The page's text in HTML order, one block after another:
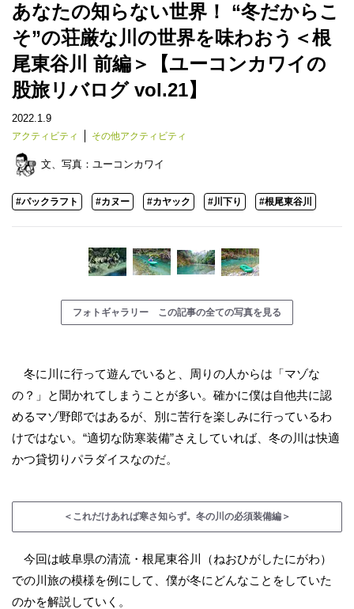
あなたの知らない世界！ “冬だからこ
そ”の荘厳な川の世界を味わおう＜根
尾東谷川 前編＞【ユーコンカワイの
股旅リバログ vol.21】
2022.1.9
アクティビティ その他アクティビティ
文、写真： ユーコンカワイ
#パックラフト #カヌー #カヤック #川下り #根尾東谷川
フォトギャラリー この記事の全ての写真を見る
冬に川に行って遊んでいると、周りの人からは「マゾな
の？」と聞かれてしまうことが多い。確かに僕は自他共に認
めるマゾ野郎ではあるが、別に苦行を楽しみに行っているわ
けではない。“適切な防寒装備”さえしていれば、冬の川は快適
かつ貸切りパラダイスなのだ。
＜これだけあれば寒さ知らず。冬の川の必須装備編＞
今回は岐阜県の清流・根尾東谷川（ねおひがしたにがわ）
での川旅の模様を例にして、僕が冬にどんなことをしていた
のかを解説していく。